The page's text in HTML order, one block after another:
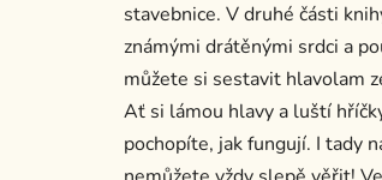
stavebnice. V druhé části
známými drátěnými srdci a
můžete si sestavit hlavolam
Ať si lámou hlavy a luští
pochopíte, jak fungují. I tady